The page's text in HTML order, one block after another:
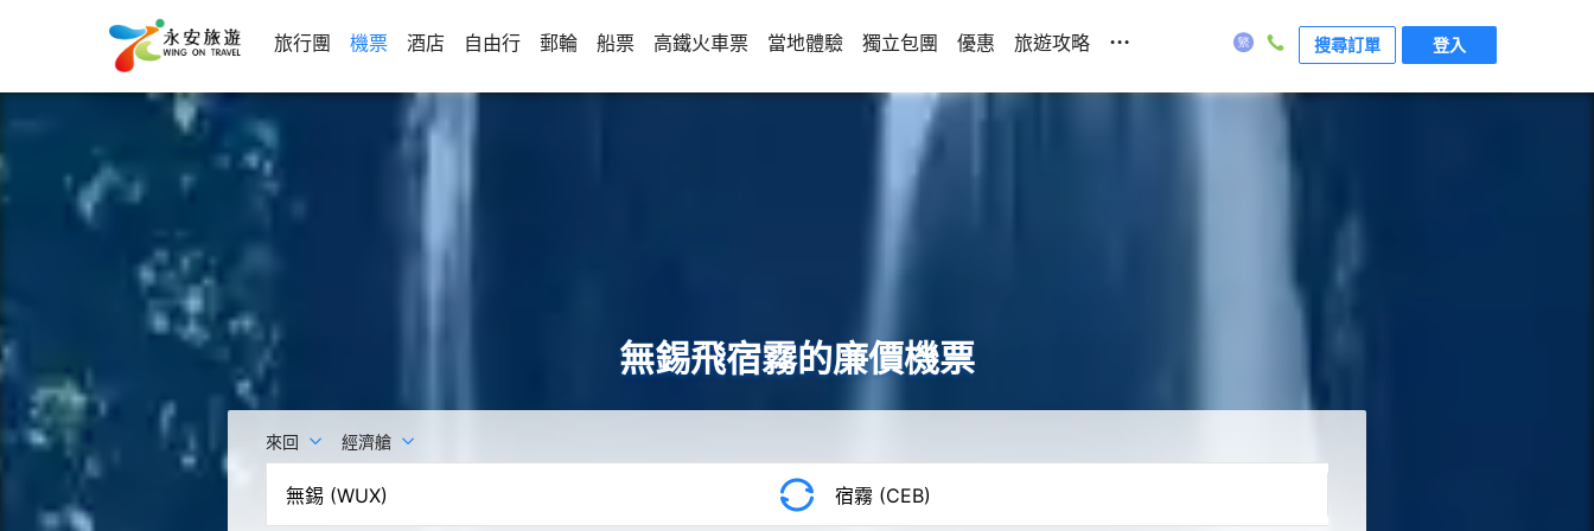
旅行團 機票 酒店 自由行 郵輪 船票 高鐵火車票 當地體驗 獨立包團 優惠 旅遊攻略 ... 搜尋訂單 登入
無錫飛宿霧的廉價機票
來回 經濟艙